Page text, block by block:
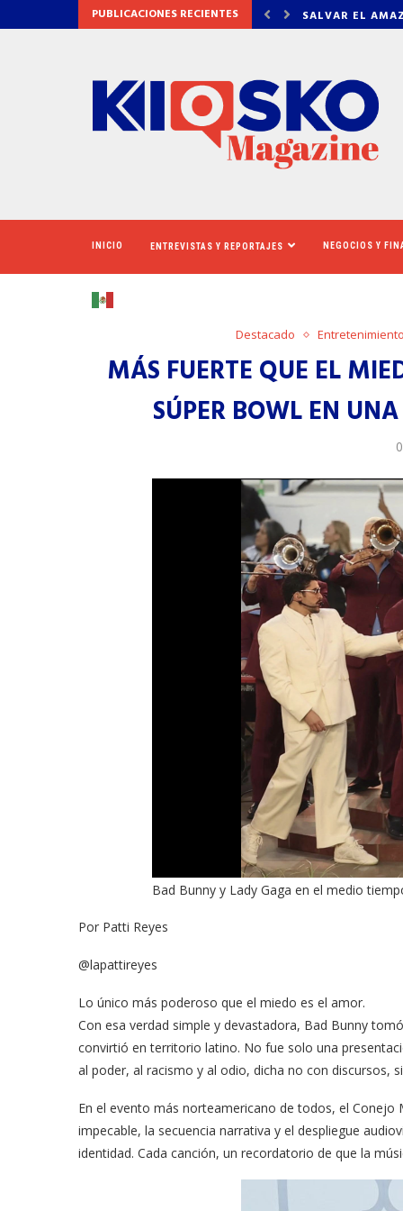
PUBLICACIONES RECIENTES
EL ECOSISTEMA EVIDENCIA QUE LA... LA VERDAD
INICIO ENTREVISTAS Y REPORTAJES NEGOCIOS Y
Destacado Entretenimiento
MÁS FUERTE QUE EL
SÚPER BOWL EN
Bad Bunny y Lady Gaga en el medio
Por Patti Reyes
@lapattireyes
Lo único más poderoso que el miedo es el amor.
Con esa verdad simple y devastadora, Bad Bunny
convirtió en territorio latino. No fue solo una
al poder, al racismo y al odio, dicha no con discursos,
En el evento más norteamericano de todos, el
impecable, la secuencia narrativa y el despliegue
identidad. Cada canción, un recordatorio de que la